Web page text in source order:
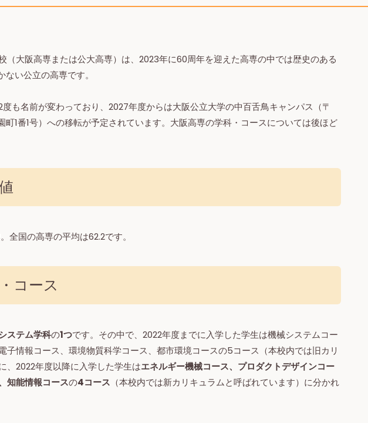
（大阪高専または公大高専）は、2023年に60周年を迎えた高専の中では歴史のある
い公立の高専です。
も名前が変わっており、2027年度からは大阪公立大学の中百舌鳥キャンパス（〒
1番1号）への移転が予定されています。大阪高専の学科・コースについては後ほど
全国の高専の平均は62.2です。
コース
ステム学科の1つです。その中で、2022年度までに入学した学生は機械システムコー
子情報コース、環境物質科学コース、都市環境コースの5コース（本校内では旧カリ
、2022年度以降に入学した学生はエネルギー機械コース、プロダクトデザインコー
知能情報コースの4コース （本校内では新カリキュラムと呼ばれています）に分かれ